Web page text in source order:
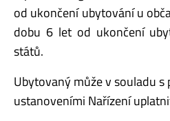
od ukončení ubytování u
dobu 6 let od ukončení
států.
Ubytovaný může v souladu s
ustanoveními Nařízení